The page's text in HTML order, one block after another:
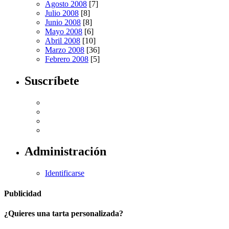
Agosto 2008 [7]
Julio 2008 [8]
Junio 2008 [8]
Mayo 2008 [6]
Abril 2008 [10]
Marzo 2008 [36]
Febrero 2008 [5]
Suscríbete
Administración
Identificarse
Publicidad
¿Quieres una tarta personalizada?